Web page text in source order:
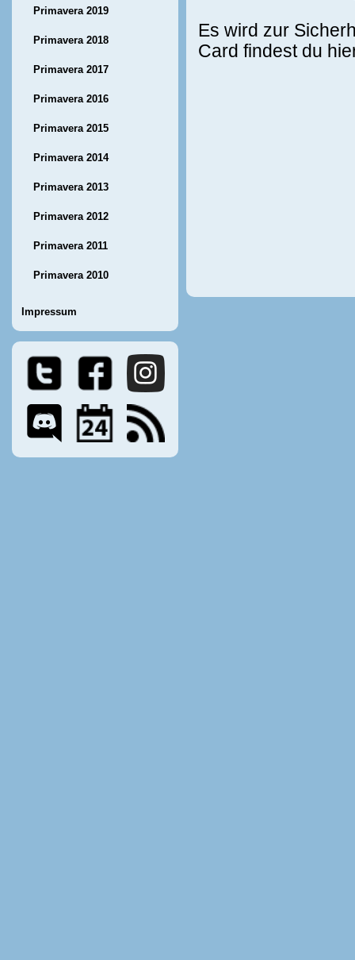
Primavera 2019
Primavera 2018
Primavera 2017
Primavera 2016
Primavera 2015
Primavera 2014
Primavera 2013
Primavera 2012
Primavera 2011
Primavera 2010
Impressum
Es wird zur
Card findest du